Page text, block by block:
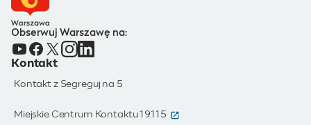
Obserwuj Warszawę na:
Kontakt
Kontakt z Segreguj na 5
Miejskie Centrum Kontaktu 19115 (otwiera się w nowym oknie)